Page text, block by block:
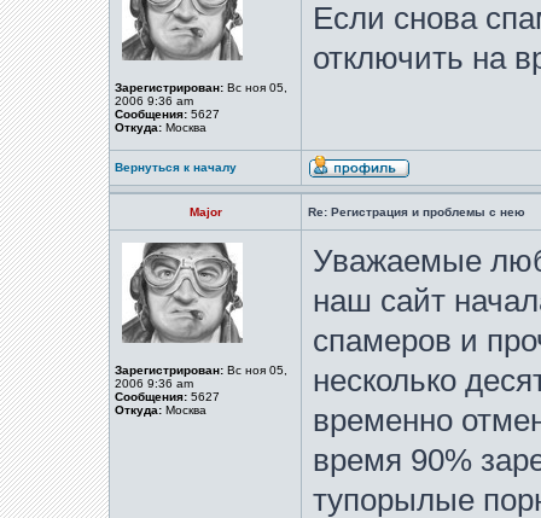
Зарегистрирован: Вс ноя 05,
2006 9:36 am
Сообщения: 5627
Откуда: Москва
Если снова
отключить на
Вернуться к началу
Major Re: Регистрация и проблемы с нею
Зарегистрирован: Вс ноя 05,
2006 9:36 am
Сообщения: 5627
Откуда: Москва
Уважаемые
наш сайт
спамеров и
несколько
временно
время 90%
тупорылые